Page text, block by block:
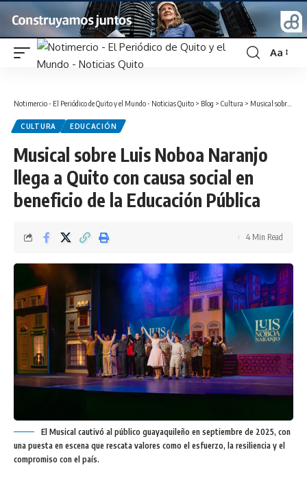
Font
Aa
Notimercio - El Periódico de Quito y el Mundo - Noticias Quito > Blog > Cultura > Musical sobre Luis Noboa Naranjo llega a Quito con causa social en beneficio de la Educación Pública
CULTURA EDUCACIÓN
Musical sobre Luis Noboa Naranjo
llega a Quito con causa social en
beneficio de la Educación Pública
4 Min Read
El Musical cautivó al público guayaquileño en septiembre de 2025, con
una puesta en escena que rescata valores como el esfuerzo, la resiliencia y el
compromiso con el país.